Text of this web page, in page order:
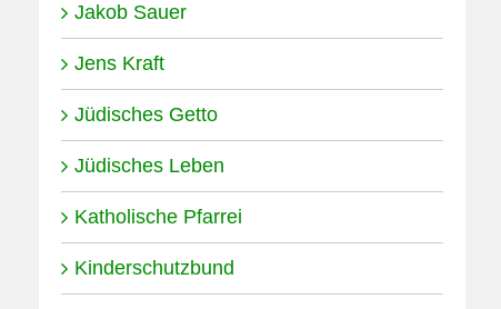
Jakob Sauer
Jens Kraft
Jüdisches Getto
Jüdisches Leben
Katholische Pfarrei
Kinderschutzbund